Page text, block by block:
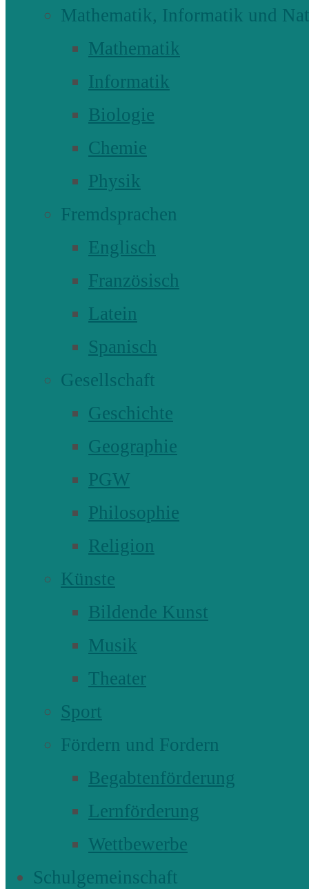
Mathematik, Informatik und
Mathematik
Informatik
Biologie
Chemie
Physik
Fremdsprachen
Englisch
Französisch
Latein
Spanisch
Gesellschaft
Geschichte
Geographie
PGW
Philosophie
Religion
Künste
Bildende Kunst
Musik
Theater
Sport
Fördern und Fordern
Begabtenförderung
Lernförderung
Wettbewerbe
Schulgemeinschaft